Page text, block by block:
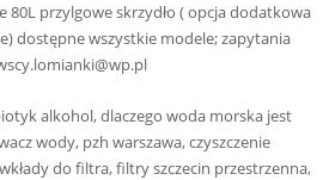
80L przylgowe skrzydło ( opcja dodatkowa
dostępne wszystkie modele; zapytania
alkohol, dlaczego woda morska jest
wody, pzh warszawa, czyszczenie
do filtra, filtry szczecin przestrzenna,